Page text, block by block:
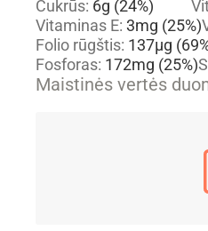
Cukrūs: 6g (24%)
Vitaminas E: 3mg (25%)
Folio rūgštis: 137µg
Fosforas: 172mg (25%)
Maistinės vertės